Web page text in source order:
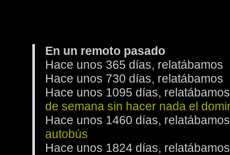
En un remoto pasado
Hace unos 365 días, relatábamos
Hace unos 730 días, relatábamos
Hace unos 1095 días,
de semana sin hacer nada el
Hace unos 1460 días,
autobús
Hace unos 1824 días,